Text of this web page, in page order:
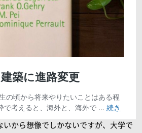
いから想像でしかないですが、大学で